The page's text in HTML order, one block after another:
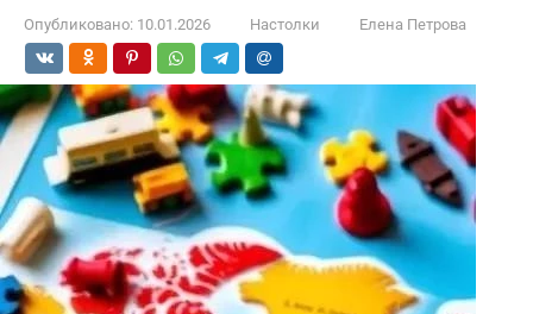
Опубликовано: 10.01.2026 Настолки Елена Петрова